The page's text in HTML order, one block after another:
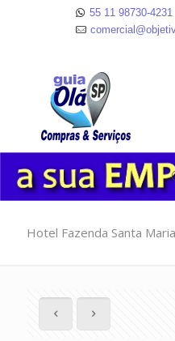
55 11 98730-4231
Hotel Fazenda Santa Maria